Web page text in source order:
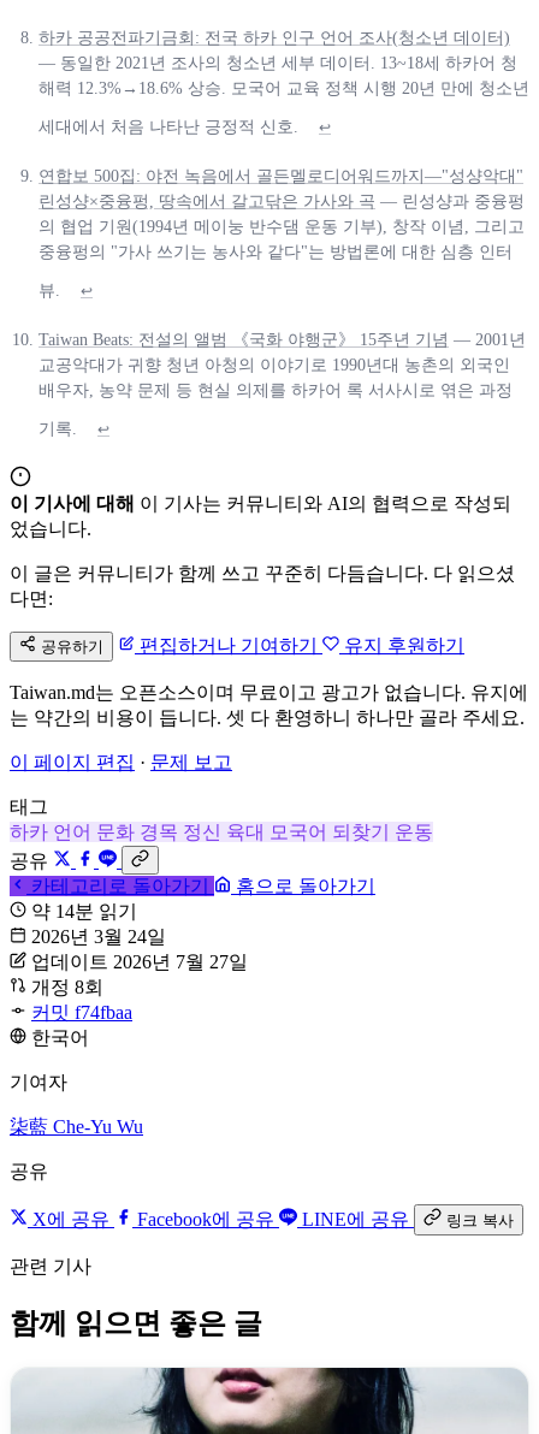
하카 공공전파기금회: 전국 하카 인구 언어 조사(청소년 데이터)
— 동일한 2021년 조사의 청소년 세부 데이터. 13~18세 하카어 청
해력 12.3%→18.6% 상승. 모국어 교육 정책 시행 20년 만에 청소년
세대에서 처음 나타난 긍정적 신호. ↩
연합보 500집: 야전 녹음에서 골든멜로디어워드까지—"성샹악대"
린성샹×중융펑, 땅속에서 갈고닦은 가사와 곡 — 린성샹과 중융펑
의 협업 기원(1994년 메이눙 반수댐 운동 기부), 창작 이념, 그리고
중융펑의 "가사 쓰기는 농사와 같다"는 방법론에 대한 심층 인터
뷰. ↩
Taiwan Beats: 전설의 앨범 《국화 야행군》 15주년 기념 — 2001년
교공악대가 귀향 청년 아청의 이야기로 1990년대 농촌의 외국인
배우자, 농약 문제 등 현실 의제를 하카어 록 서사시로 엮은 과정
기록. ↩
이 기사에 대해 이 기사는 커뮤니티와 AI의 협력으로 작성되
었습니다.
이 글은 커뮤니티가 함께 쓰고 꾸준히 다듬습니다. 다 읽으셨
다면:
공유하기 편집하거나 기여하기 유지 후원하기
Taiwan.md는 오픈소스이며 무료이고 광고가 없습니다. 유지에
는 약간의 비용이 듭니다. 셋 다 환영하니 하나만 골라 주세요.
이 페이지 편집 · 문제 보고
태그
하카 언어 문화 경목 정신 육대 모국어 되찾기 운동
공유
카테고리로 돌아가기
홈으로 돌아가기
약 14분 읽기
2026년 3월 24일
업데이트 2026년 7월 27일
개정 8회
커밋 f74fbaa
한국어
기여자
柒藍 Che-Yu Wu
공유
X에 공유 Facebook에 공유 LINE에 공유 링크 복사
관련 기사
함께 읽으면 좋은 글